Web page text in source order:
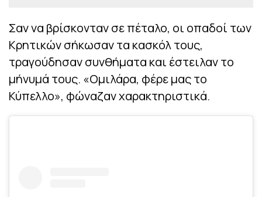
Σαν να βρίσκονταν σε πέταλο, οι οπαδοί των
Κρητικών σήκωσαν τα κασκόλ τους,
τραγούδησαν συνθήματα και έστειλαν το
μήνυμά τους. «Ομιλάρα, φέρε μας το
Κύπελλο», φώναζαν χαρακτηριστικά.